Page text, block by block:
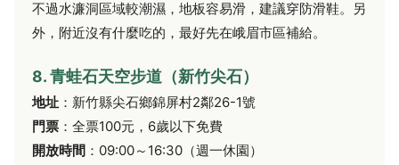
不過水濂洞區域較潮濕，地板容易滑，建議穿防滑鞋。另
外，附近沒有什麼吃的，最好先在峨眉市區補給。
8. 青蛙石天空步道（新竹尖石）
地址 ：新竹縣尖石鄉錦屏村2鄰26-1號
門票 ：全票100元，6歲以下免費
開放時間 ：09:00～16:30（週一休園）